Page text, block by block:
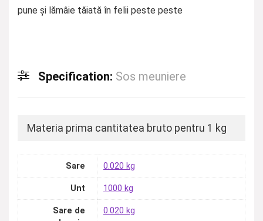
pune și lămâie tăiată în felii peste peste
Specification: Sos meuniere
Materia prima cantitatea bruto pentru 1 kg
Sare 0.020 kg
Unt 1000 kg
Sare de
0.020 kg